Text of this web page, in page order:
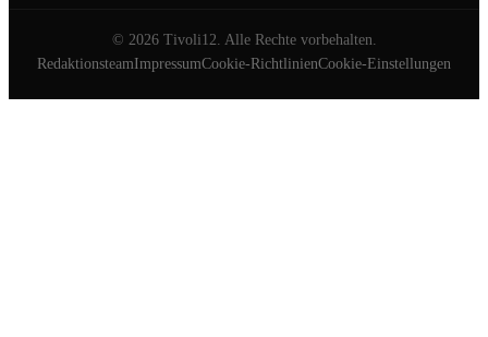
© 2026Tivoli12. Alle Rechte vorbehalten.
RedaktionsteamImpressumCookie-RichtlinienCookie-Einstellungen